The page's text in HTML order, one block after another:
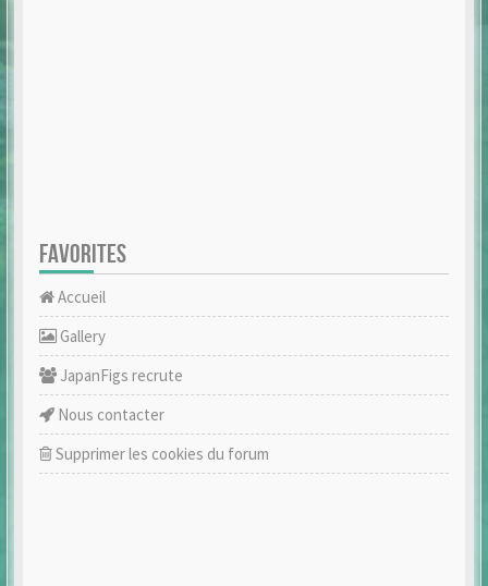
FAVORITES
Accueil
Gallery
JapanFigs recrute
Nous contacter
Supprimer les cookies du forum